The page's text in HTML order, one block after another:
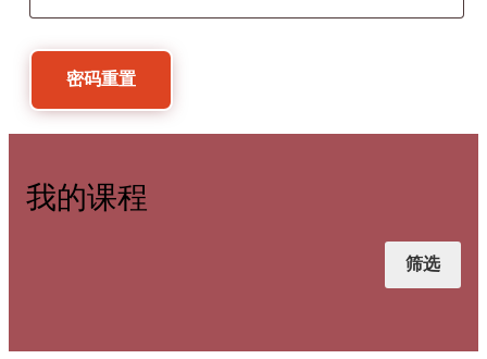
密码重置
我的课程
筛选